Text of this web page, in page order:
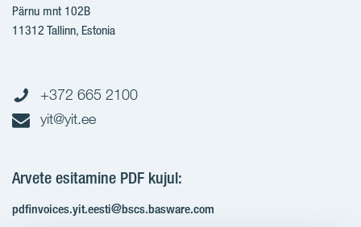
Pärnu mnt 102B
11312 Tallinn, Estonia
+372 665 2100
yit@yit.ee
Arvete esitamine PDF kujul:
pdfinvoices.yit.eesti@bscs.basware.com